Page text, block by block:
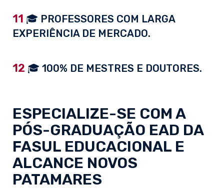
11 🎓 PROFESSORES COM LARGA
EXPERIÊNCIA DE MERCADO.
12 🎓 100% DE MESTRES E DOUTORES.
ESPECIALIZE-SE COM A
PÓS-GRADUAÇÃO EAD DA
FASUL EDUCACIONAL E
ALCANCE NOVOS
PATAMARES